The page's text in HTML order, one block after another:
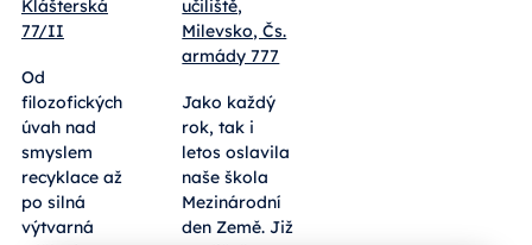
Klášterská
77/II
Od
filozofických
úvah nad
smyslem
recyklace až
po silná
výtvarná
učiliště,
Milevsko, Čs.
armády 777
Jako každý
rok, tak i
letos oslavila
naše škola
Mezinárodní
den Země. Již